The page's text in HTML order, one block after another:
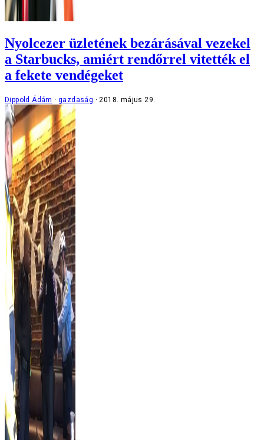
Nyolcezer üzletének bezárásával vezekel
a Starbucks, amiért rendőrrel vitették el
a fekete vendégeket
Dippold Ádám gazdaság 2018. május 29.